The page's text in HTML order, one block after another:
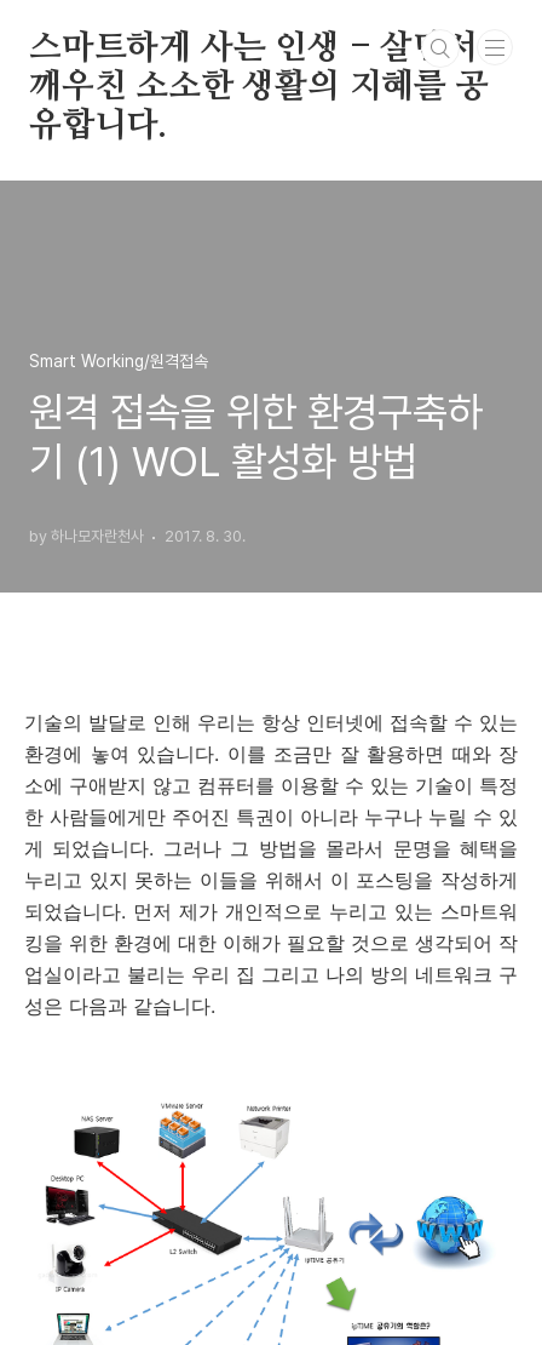
스마트하게 사는 인생 - 살면서
깨우친 소소한 생활의 지혜를 공
유합니다.
Smart Working/원격접속
원격 접속을 위한 환경구축하
기 (1) WOL 활성화 방법
by 하나모자란천사 2017. 8. 30.
기술의 발달로 인해 우리는 항상 인터넷에 접속할 수 있는
환경에 놓여 있습니다. 이를 조금만 잘 활용하면 때와 장
소에 구애받지 않고 컴퓨터를 이용할 수 있는 기술이 특정
한 사람들에게만 주어진 특권이 아니라 누구나 누릴 수 있
게 되었습니다. 그러나 그 방법을 몰라서 문명을 혜택을
누리고 있지 못하는 이들을 위해서 이 포스팅을 작성하게
되었습니다. 먼저 제가 개인적으로 누리고 있는 스마트워
킹을 위한 환경에 대한 이해가 필요할 것으로 생각되어 작
업실이라고 불리는 우리 집 그리고 나의 방의 네트워크 구
성은 다음과 같습니다.